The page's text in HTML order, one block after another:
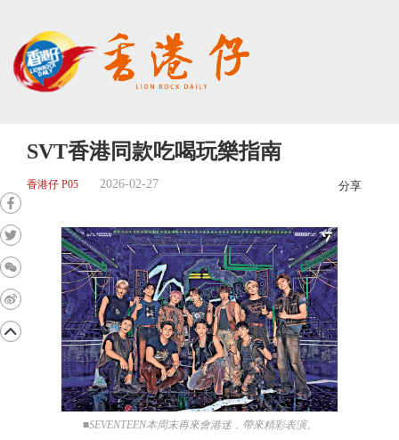
SVT香港同款吃喝玩樂指南
香港仔 P05 2026-02-27 分享
■SEVENTEEN本周末再來會港迷，帶來精彩表演。